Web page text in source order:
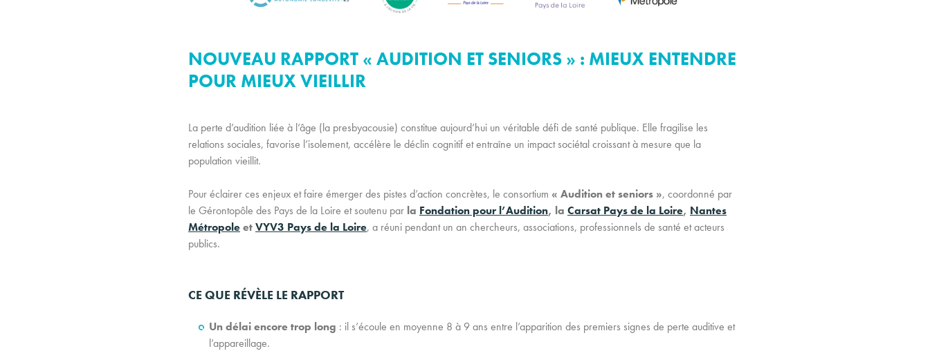
NOUVEAU RAPPORT « AUDITION ET SENIORS » : MIEUX ENTENDRE
POUR MIEUX VIEILLIR
La perte d’audition liée à l’âge (la presbyacousie) constitue aujourd’hui un véritable défi de santé publique. Elle fragilise les
relations sociales, favorise l’isolement, accélère le déclin cognitif et entraîne un impact sociétal croissant à mesure que la
population vieillit.
Pour éclairer ces enjeux et faire émerger des pistes d’action concrètes, le consortium « Audition et seniors », coordonné par
le Gérontopôle des Pays de la Loire et soutenu par la Fondation pour l’Audition, la Carsat Pays de la Loire, Nantes
MétropoleetVYV3 Pays de la Loire, a réuni pendant un an chercheurs, associations, professionnels de santé et acteurs
publics.
CE QUE RÉVÈLE LE RAPPORT
Un délai encore trop long : il s’écoule en moyenne 8 à 9 ans entre l’apparition des premiers signes de perte auditive et
l’appareillage.